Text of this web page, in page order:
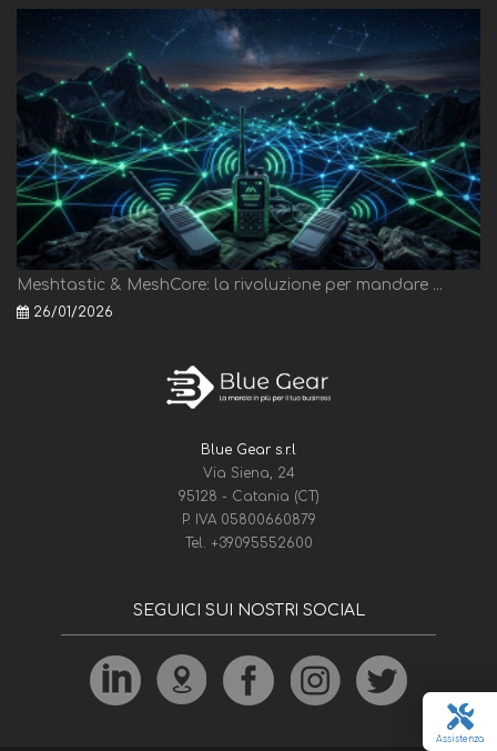
Assistenza
Meshtastic & MeshCore: la rivoluzione per mandare ...
26/01/2026
Blue Gear s.r.l
Via Siena, 24
95128 - Catania (CT)
P. IVA 05800660879
Tel.
+39095552600
SEGUICI SUI NOSTRI SOCIAL